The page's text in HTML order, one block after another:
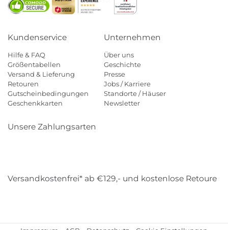
Kundenservice
Hilfe & FAQ
Größentabellen
Versand & Lieferung
Retouren
Gutscheinbedingungen
Geschenkkarten
Unternehmen
Über uns
Geschichte
Presse
Jobs / Karriere
Standorte / Häuser
Newsletter
Unsere Zahlungsarten
Versandkostenfrei* ab €129,- und kostenlose Retoure